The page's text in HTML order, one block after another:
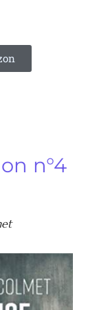
n°4